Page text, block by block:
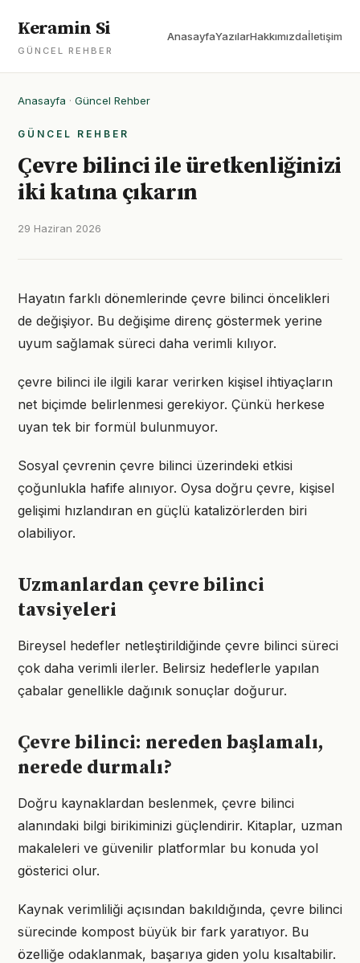
Keramin Si
GÜNCEL REHBER
AnasayfaYazılarHakkımızdaİletişim
Anasayfa · Güncel Rehber
GÜNCEL REHBER
Çevre bilinci ile üretkenliğinizi
iki katına çıkarın
29 Haziran 2026
Hayatın farklı dönemlerinde çevre bilinci öncelikleri
de değişiyor. Bu değişime direnç göstermek yerine
uyum sağlamak süreci daha verimli kılıyor.
çevre bilinci ile ilgili karar verirken kişisel ihtiyaçların
net biçimde belirlenmesi gerekiyor. Çünkü herkese
uyan tek bir formül bulunmuyor.
Sosyal çevrenin çevre bilinci üzerindeki etkisi
çoğunlukla hafife alınıyor. Oysa doğru çevre, kişisel
gelişimi hızlandıran en güçlü katalizörlerden biri
olabiliyor.
Uzmanlardan çevre bilinci
tavsiyeleri
Bireysel hedefler netleştirildiğinde çevre bilinci süreci
çok daha verimli ilerler. Belirsiz hedeflerle yapılan
çabalar genellikle dağınık sonuçlar doğurur.
Çevre bilinci: nereden başlamalı,
nerede durmalı?
Doğru kaynaklardan beslenmek, çevre bilinci
alanındaki bilgi birikiminizi güçlendirir. Kitaplar, uzman
makaleleri ve güvenilir platformlar bu konuda yol
gösterici olur.
Kaynak verimliliği açısından bakıldığında, çevre bilinci
sürecinde kompost büyük bir fark yaratıyor. Bu
özelliğe odaklanmak, başarıya giden yolu kısaltabilir.